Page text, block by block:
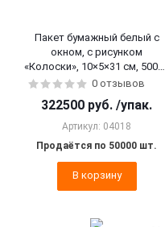
Пакет бумажный белый с
окном, с рисунком
«Колоски», 10×5×31 см, 50000
шт.
0 отзывов
322500 руб. /упак.
Артикул: 04018
Продаётся по 50000 шт.
В корзину